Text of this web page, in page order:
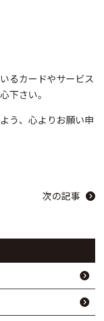
るカードやサービス
下さい。
う、心よりお願い申
次の記事